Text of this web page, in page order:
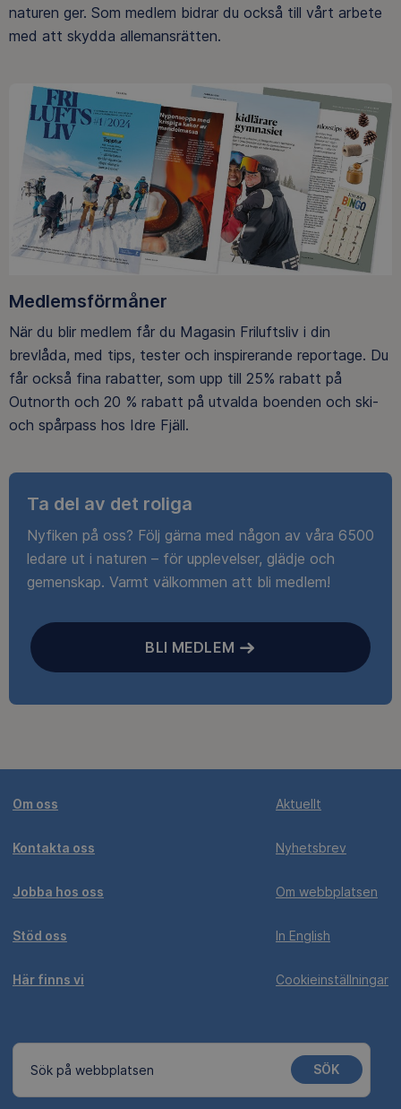
naturen ger. Som medlem bidrar du också till vårt arbete
med att skydda allemansrätten.
Medlemsförmåner
När du blir medlem får du Magasin Friluftsliv i din
brevlåda, med tips, tester och inspirerande reportage. Du
får också fina rabatter, som upp till 25% rabatt på
Outnorth och 20 % rabatt på utvalda boenden och ski-
och spårpass hos Idre Fjäll.
Ta del av det roliga
Nyfiken på oss? Följ gärna med någon av våra 6500
ledare ut i naturen – för upplevelser, glädje och
gemenskap. Varmt välkommen att bli medlem!
BLI MEDLEM
Om oss
Kontakta oss
Jobba hos oss
Stöd oss
Här finns vi
Aktuellt
Nyhetsbrev
Om webbplatsen
In English
Cookieinställningar
Sök på webbplatsen SÖK